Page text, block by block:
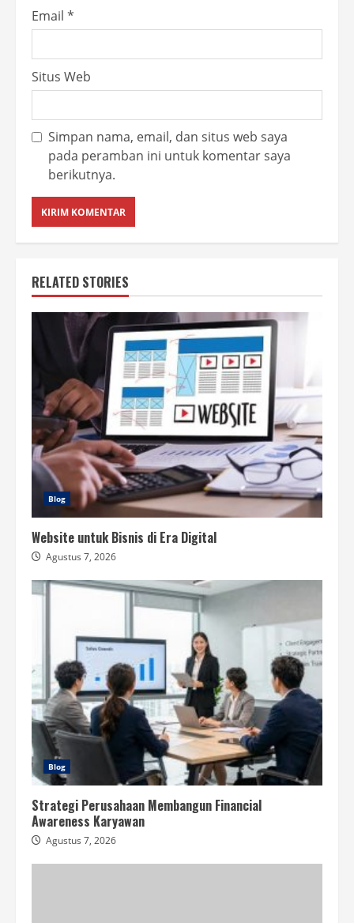
Email *
Situs Web
Simpan nama, email, dan situs web saya
pada peramban ini untuk komentar saya
berikutnya.
RELATED STORIES
Blog
Website untuk Bisnis di Era Digital
Agustus 7, 2026
Blog
Strategi Perusahaan Membangun Financial
Awareness Karyawan
Agustus 7, 2026